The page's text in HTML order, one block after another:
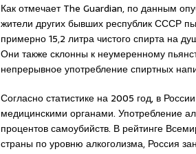
Как отмечает The Guardian, по данным
жители других бывших республик СССР
примерно 15,2 литра чистого спирта на
Они также склонны к неумеренному
непрерывное употребление спиртных
Согласно статистике на 2005 год, в
медицинскими органами. Употребление
процентов самоубийств. В рейтинге
страны по уровню алкоголизма, Россия